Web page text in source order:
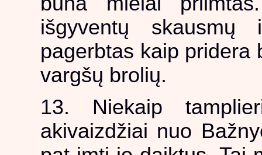
išgyventų
pagerbtas kaip pridera
vargšų brolių.
13. Niekaip
akivaizdžiai nuo